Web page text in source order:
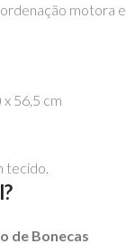
motora e
56,5 cm
tecido.
de Bonecas